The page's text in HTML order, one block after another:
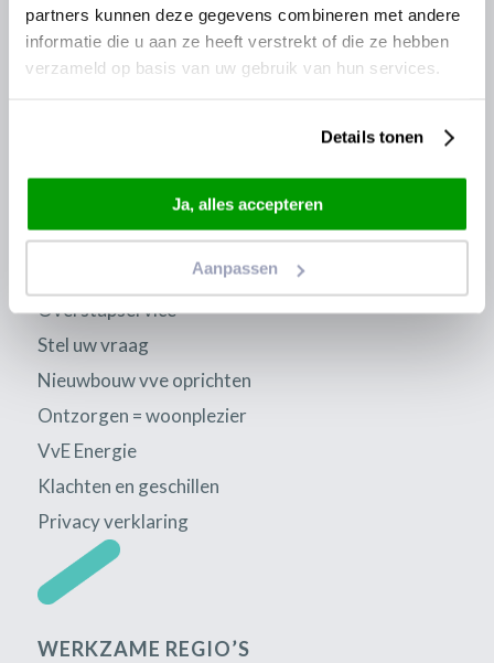
partners kunnen deze gegevens combineren met andere
informatie die u aan ze heeft verstrekt of die ze hebben
verzameld op basis van uw gebruik van hun services.
Details tonen
Ja, alles accepteren
Aanpassen
Groot VvE beheer
Klein VvE Beheer
SKG-IKOB certificering
Overstapservice
Stel uw vraag
Nieuwbouw vve oprichten
Ontzorgen = woonplezier
VvE Energie
Klachten en geschillen
Privacy verklaring
WERKZAME REGIO’S